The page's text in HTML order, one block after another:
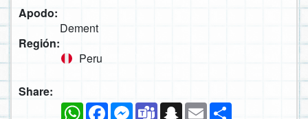
Apodo:
Dement
Región:
Peru
Share:
WhatsAppFacebookMessenger
TeamsSnapchat
Email